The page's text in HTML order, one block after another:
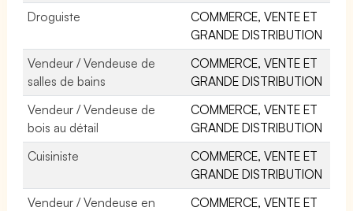
Droguiste
COMMERCE, VENTE ET
GRANDE DISTRIBUTION
Vendeur / Vendeuse de
salles de bains
COMMERCE, VENTE ET
GRANDE DISTRIBUTION
Vendeur / Vendeuse de
bois au détail
COMMERCE, VENTE ET
GRANDE DISTRIBUTION
Cuisiniste
COMMERCE, VENTE ET
GRANDE DISTRIBUTION
Vendeur / Vendeuse en
COMMERCE, VENTE ET